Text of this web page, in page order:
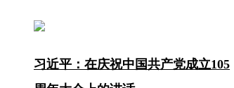
习近平：在庆祝中国共产党成立105